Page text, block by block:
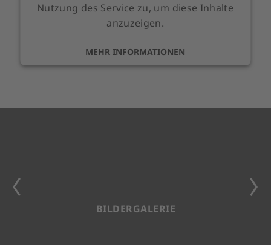
Nutzung des Service zu, um diese Inhalte
anzuzeigen.
MEHR INFORMATIONEN
BILDERGALERIE